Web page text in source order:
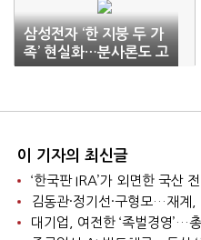
삼성전자 ‘한 지붕 두 가
족’ 현실화…분사론도 고
개
이 기자의 최신글
‘한국판 IRA’가 외면한 국산
김동관·정기선·구형모…재계
대기업, 여전한 ‘족벌경영’…